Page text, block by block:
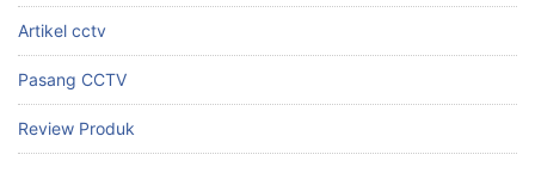
Artikel cctv
Pasang CCTV
Review Produk